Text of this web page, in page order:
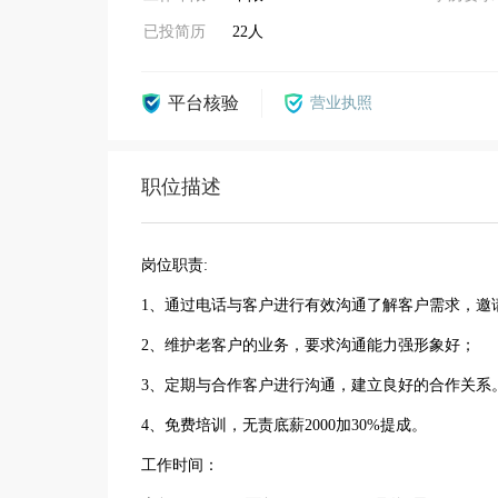
已投简历 22人
平台核验 营业执照
职位描述
岗位职责:
1、通过电话与客户进行有效沟通了解客户需求，邀
2、维护老客户的业务，要求沟通能力强形象好；
3、定期与合作客户进行沟通，建立良好的合作关系。
4、免费培训，无责底薪2000加30%提成。
工作时间：